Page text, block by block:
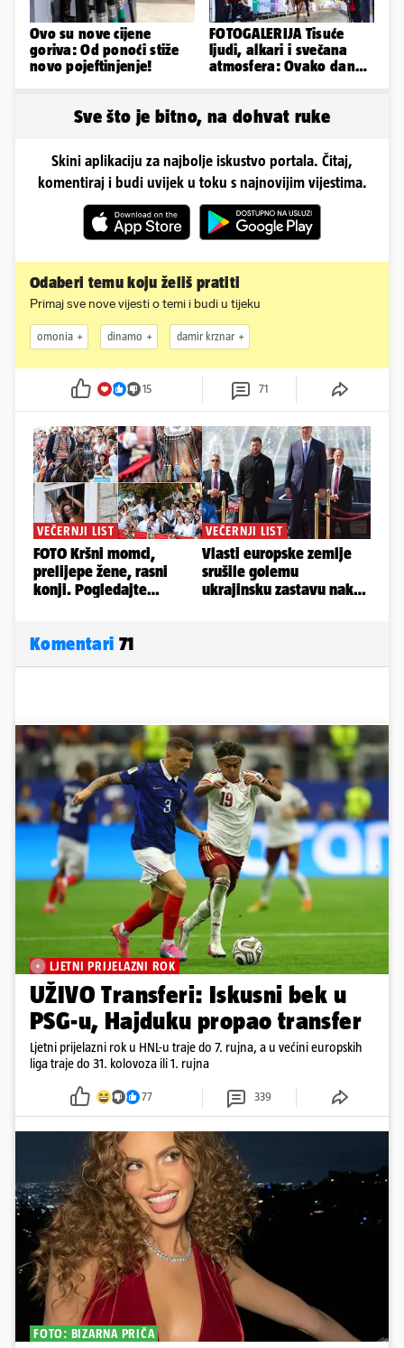
Ovo su nove cijene
goriva: Od ponoći stiže
novo pojeftinjenje!
FOTOGALERIJA Tisuće
ljudi, alkari i svečana
atmosfera: Ovako danas
Sve što je bitno, na dohvat ruke
Skini aplikaciju za najbolje iskustvo portala. Čitaj,
komentiraj i budi uvijek u toku s najnovijim vijestima.
Odaberi temu koju želiš pratiti
Primaj sve nove vijesti o temi i budi u tijeku
omonia dinamo damir krznar
15 71
Komentari 71
LJETNI PRIJELAZNI ROK
UŽIVO Transferi: Iskusni bek u
PSG-u, Hajduku propao transfer
Ljetni prijelazni rok u HNL-u traje do 7. rujna, a u većini europskih
liga traje do 31. kolovoza ili 1. rujna
77 339
FOTO: BIZARNA PRIČA